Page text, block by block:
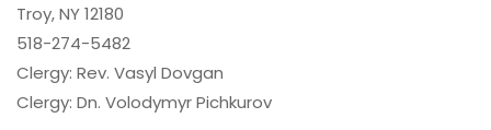
Troy, NY 12180
518-274-5482
Clergy: Rev. Vasyl Dovgan
Clergy: Dn. Volodymyr Pichkurov